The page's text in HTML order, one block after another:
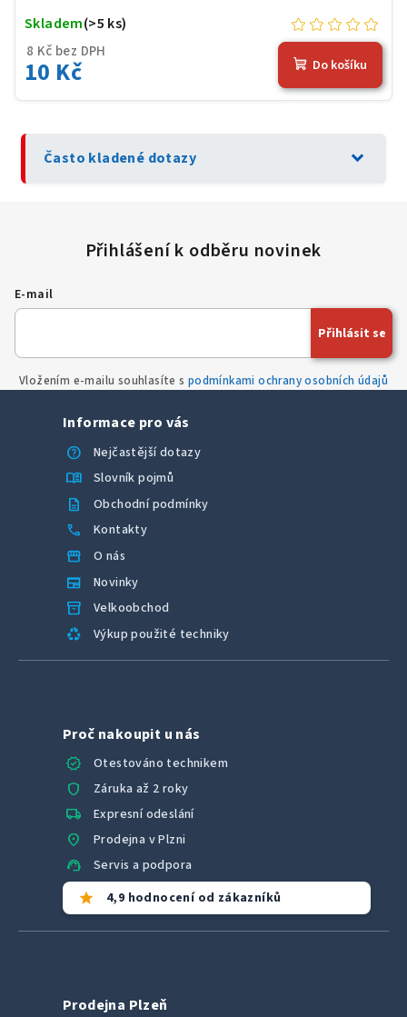
8 Kč bez DPH
10 Kč
Skladem(>5 ks)
Do košíku
Často kladené dotazy expand_more
E-mail
Vložením e-mailu souhlasíte s podmínkami ochrany osobních údajů
Přihlásit se
Informace pro vás
help
Nejčastější dotazy
menu_book Slovník pojmů
description Obchodní podmínky
call Kontakty
storefront O nás
newspaper Novinky
inventory_2 Velkoobchod
recycling Výkup použité techniky
Proč nakoupit u nás
verified
Otestováno technikem
shield Záruka až 2 roky
local_shipping Expresní odeslání
location_on Prodejna v Plzni
support_agent Servis a podpora
star 4,9 hodnocení od zákazníků
Prodejna Plzeň